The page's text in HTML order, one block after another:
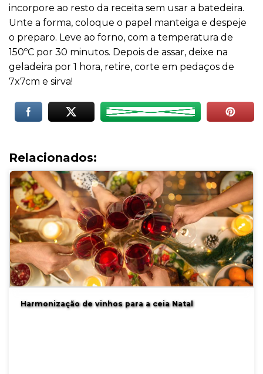
incorpore ao resto da receita sem usar a batedeira.
Unte a forma, coloque o papel manteiga e despeje
o preparo. Leve ao forno, com a temperatura de
150ºC por 30 minutos. Depois de assar, deixe na
geladeira por 1 hora, retire, corte em pedaços de
7x7cm e sirva!
Relacionados:
Harmonização de vinhos para a ceia Natal